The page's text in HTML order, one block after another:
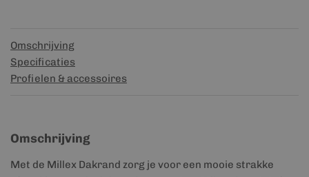
Omschrijving
Specificaties
Profielen & accessoires
Omschrijving
Met de Millex Dakrand zorg je voor een mooie strakke